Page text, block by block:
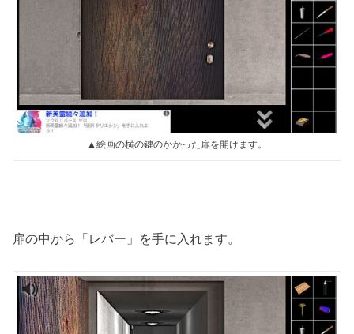
▲絵画の横の鍵のかかった扉を開けます。
扉の中から「レバー」を手に入れます。